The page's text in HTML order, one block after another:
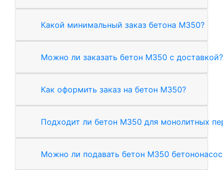
Какой минимальный заказ бетона М350?
Можно ли заказать бетон М350 с доставкой?
Как оформить заказ на бетон М350?
Подходит ли бетон М350 для монолитных
Можно ли подавать бетон М350